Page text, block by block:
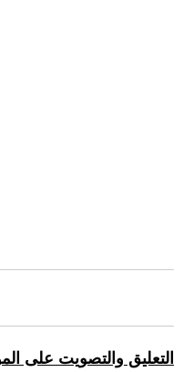
التعليق والتصويت على